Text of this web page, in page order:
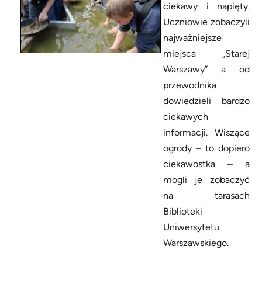
ciekawy i napięty.
Uczniowie zobaczyli
najważniejsze
miejsca „Starej
Warszawy” a od
przewodnika
dowiedzieli bardzo
ciekawych
informacji. Wiszące
ogrody – to dopiero
ciekawostka – a
mogli je zobaczyć
na tarasach
Biblioteki
Uniwersytetu
Warszawskiego.